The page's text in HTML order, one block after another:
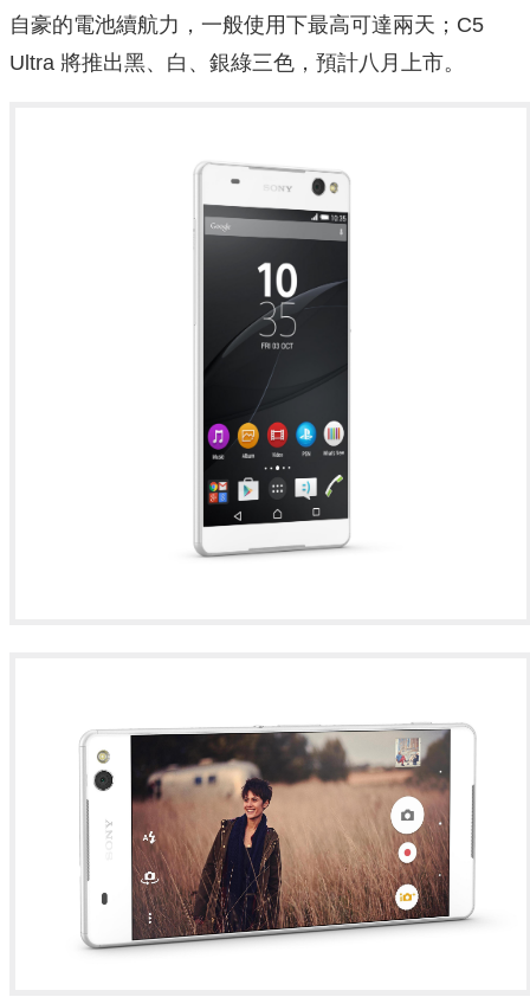
自豪的電池續航力，一般使用下最高可達兩天；C5
Ultra 將推出黑、白、銀綠三色，預計八月上市。